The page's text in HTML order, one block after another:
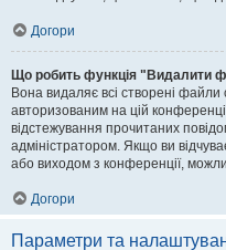
Догори
Що робить функція "Видалити
Вона видаляє всі створені
авторизованим на цій
відстежування прочитаних
адміністратором. Якщо ви
або виходом з конференції,
Догори
Параметри та